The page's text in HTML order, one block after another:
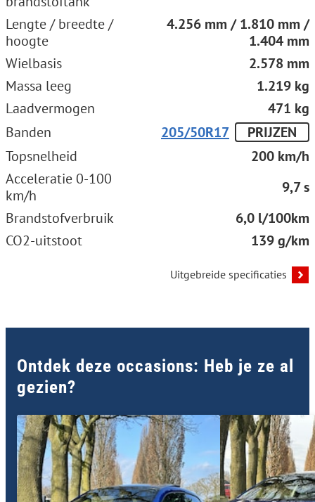
Lengte / breedte /
hoogte
4.256 mm / 1.810 mm /
1.404 mm
Wielbasis
2.578 mm
Massa leeg
1.219 kg
Laadvermogen
471 kg
Banden
205/50R17
PRIJZEN
Topsnelheid
200 km/h
Acceleratie 0-100
km/h
9,7 s
Brandstofverbruik
6,0 l/100km
CO2-uitstoot
139 g/km
Uitgebreide specificaties
Ontdek deze occasions: Heb je ze al
gezien?